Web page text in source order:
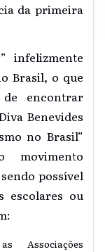
da primeira
infelizmente
Brasil, o que
encontrar
Benevides
no Brasil”
movimento
possível
escolares ou
Associações